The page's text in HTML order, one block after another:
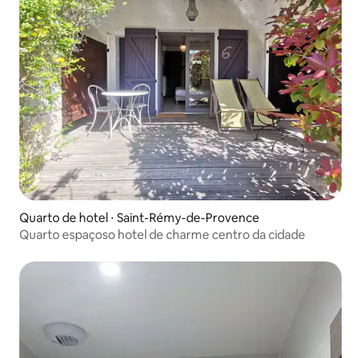
Quarto de hotel ⋅ Saint-Rémy-de-Provence
Quarto espaçoso hotel de charme centro da cidade